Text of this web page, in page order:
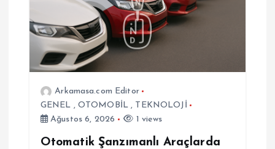
n
m
e
Arkamasa.com Editor
GENEL , OTOMOBİL , TEKNOLOJİ
Ağustos 6, 2026
1 views
Otomatik Şanzımanlı Araçlarda